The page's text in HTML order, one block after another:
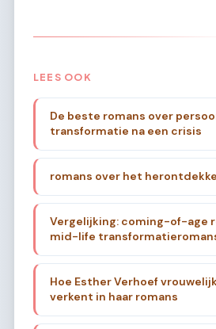
LEES OOK
De beste romans over
transformatie na een crisis
romans over het
Vergelijking: coming-of-age
mid-life
Hoe Esther Verhoef
verkent in haar romans